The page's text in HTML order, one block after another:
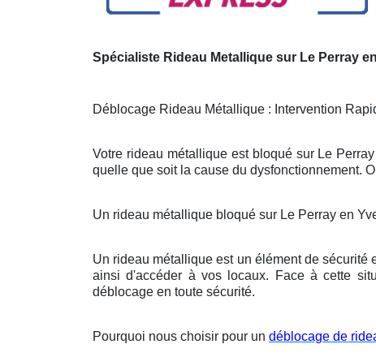
Spécialiste Rideau Metallique sur Le Perray
Déblocage Rideau Métallique : Intervention
Votre rideau métallique est bloqué sur Le
quelle que soit la cause du dysfonctionnement.
Un rideau métallique bloqué sur Le Perray en
Un rideau métallique est un élément de
ainsi d'accéder à vos locaux. Face à cette
déblocage en toute sécurité.
Pourquoi nous choisir pour un déblocage de